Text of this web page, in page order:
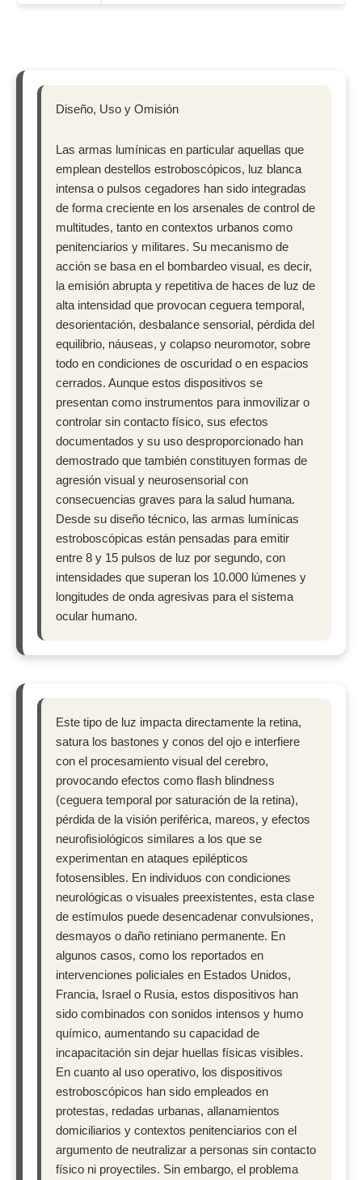
Diseño, Uso y Omisión
Las armas lumínicas en particular aquellas que
emplean destellos estroboscópicos, luz blanca
intensa o pulsos cegadores han sido integradas
de forma creciente en los arsenales de control de
multitudes, tanto en contextos urbanos como
penitenciarios y militares. Su mecanismo de
acción se basa en el bombardeo visual, es decir,
la emisión abrupta y repetitiva de haces de luz de
alta intensidad que provocan ceguera temporal,
desorientación, desbalance sensorial, pérdida del
equilibrio, náuseas, y colapso neuromotor, sobre
todo en condiciones de oscuridad o en espacios
cerrados. Aunque estos dispositivos se
presentan como instrumentos para inmovilizar o
controlar sin contacto físico, sus efectos
documentados y su uso desproporcionado han
demostrado que también constituyen formas de
agresión visual y neurosensorial con
consecuencias graves para la salud humana.
Desde su diseño técnico, las armas lumínicas
estroboscópicas están pensadas para emitir
entre 8 y 15 pulsos de luz por segundo, con
intensidades que superan los 10.000 lúmenes y
longitudes de onda agresivas para el sistema
ocular humano.
Este tipo de luz impacta directamente la retina,
satura los bastones y conos del ojo e interfiere
con el procesamiento visual del cerebro,
provocando efectos como flash blindness
(ceguera temporal por saturación de la retina),
pérdida de la visión periférica, mareos, y efectos
neurofisiológicos similares a los que se
experimentan en ataques epilépticos
fotosensibles. En individuos con condiciones
neurológicas o visuales preexistentes, esta clase
de estímulos puede desencadenar convulsiones,
desmayos o daño retiniano permanente. En
algunos casos, como los reportados en
intervenciones policiales en Estados Unidos,
Francia, Israel o Rusia, estos dispositivos han
sido combinados con sonidos intensos y humo
químico, aumentando su capacidad de
incapacitación sin dejar huellas físicas visibles.
En cuanto al uso operativo, los dispositivos
estroboscópicos han sido empleados en
protestas, redadas urbanas, allanamientos
domiciliarios y contextos penitenciarios con el
argumento de neutralizar a personas sin contacto
físico ni proyectiles. Sin embargo, el problema